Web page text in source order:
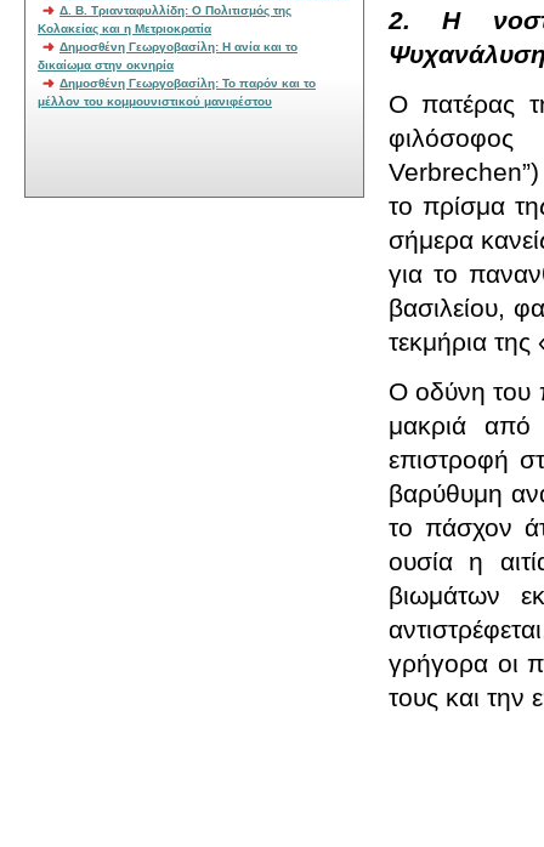
2. Η
Ο πατέρας
φιλόσοφος
Verbrechen
το πρίσμα
σήμερα
για το
βασιλείου,
τεκμήρια της
Ο οδύνη του
μακριά από
επιστροφή
βαρύθυμη
το πάσχον
ουσία η
βιωμάτων
γρήγορα οι
τους και
Δ. Β. Τριανταφυλλίδη: Ο Πολιτισμός της
Κολακείας και η Μετριοκρατία
Δημοσθένη Γεωργοβασίλη: Η ανία και το
δικαίωμα στην οκνηρία
Δημοσθένη Γεωργοβασίλη: To παρόν και το
μέλλον του κομμουνιστικού μανιφέστου